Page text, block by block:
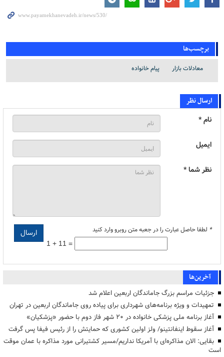
برچسب‌ها
معادلات بازار پیام خانواده
ارسال نظر
نام *
ایمیل
نظر شما *
* لطفا حاصل عبارت را در جعبه متن روبرو وارد کنید
1 + 11 =
آخرین‌ها
جزئیات مراسم بزرگ جاماندگان اربعین اعلام شد
تمهیدات و ویژه برنامه‌های شهرداری برای پیاده روی جاماندگان اربعین در تهران
آغاز برنامه ملی پزشکی خانواده در ۲۰ شهر فاز دوم با حضور «پزشکیان»
آغاز سقوط اینفانتینو/ ولز اولین کشوری که حمایتش را از رئیس فیفا پس گرفت
بقایی: الان مذاکره‌ای با آمریکا نداریم/مسیر کشتیرانی مورد مذاکره با عمان موقت
است